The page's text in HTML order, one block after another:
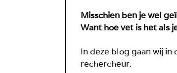
Misschien ben je wel
Want hoe vet is het als
In deze blog gaan wij
rechercheur.